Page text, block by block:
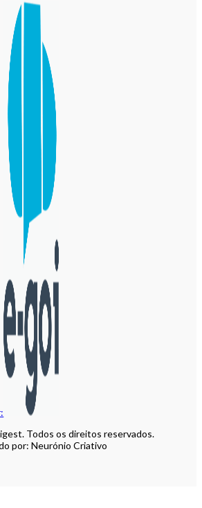
Todos os direitos reservados.
por: Neurónio Criativo